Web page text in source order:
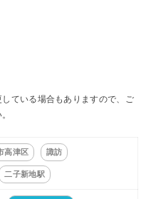
ている場合もありますので、ご
高津区 諏訪
二子新地駅